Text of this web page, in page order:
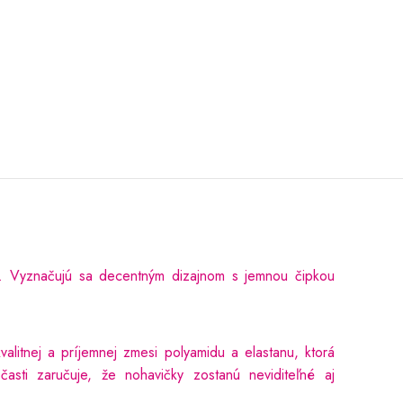
sa decentným dizajnom s jemnou čipkou
a príjemnej zmesi polyamidu a elastanu, ktorá
zaručuje, že nohavičky zostanú neviditeľné aj